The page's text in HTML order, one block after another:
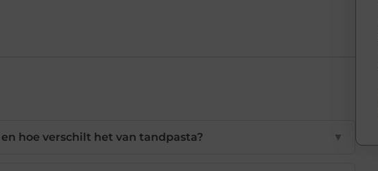
hoe verschilt het van tandpasta? ▼